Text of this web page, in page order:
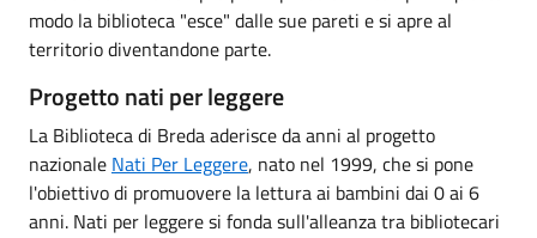
modo la biblioteca "esce" dalle sue pareti e si apre al
territorio diventandone parte.
Progetto nati per leggere
La Biblioteca di Breda aderisce da anni al progetto
nazionale Nati Per Leggere, nato nel 1999, che si pone
l'obiettivo di promuovere la lettura ai bambini dai 0 ai 6
anni. Nati per leggere si fonda sull'alleanza tra bibliotecari